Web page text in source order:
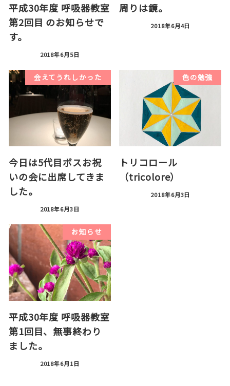
平成30年度 呼吸器教室
第2回目 のお知らせで
す。
2018年6月5日
周りは鏡。
2018年6月4日
会えてうれしかった
今日は5代目ボスお祝
いの会に出席してきま
した。
2018年6月3日
色の勉強
トリコロール
（tricolore）
2018年6月3日
お知らせ
平成30年度 呼吸器教室
第1回目、無事終わり
ました。
2018年6月1日